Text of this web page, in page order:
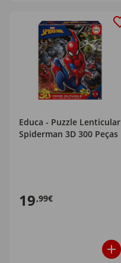
Educa - Puzzle Lenticular
Spiderman 3D 300 Peças
19,99€